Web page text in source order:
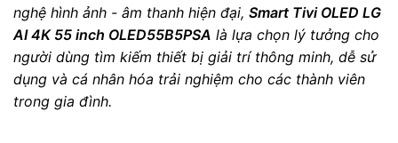
nghệ hình ảnh - âm thanh hiện đại, Smart Tivi OLED LG
AI 4K 55 inch OLED55B5PSA là lựa chọn lý tưởng cho
người dùng tìm kiếm thiết bị giải trí thông minh, dễ sử
dụng và cá nhân hóa trải nghiệm cho các thành viên
trong gia đình.